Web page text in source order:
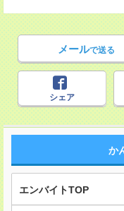
メールで送る
シェア
か
エンバイトTOP